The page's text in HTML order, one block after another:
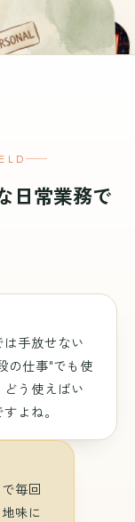
日常業務で
手放せない
の仕事"でも使
う使えばい
よね。
毎回
味に